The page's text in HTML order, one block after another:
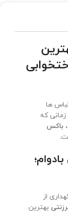
ها
که
باکس
از
بهترین